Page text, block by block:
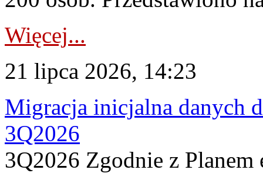
Więcej...
21 lipca 2026, 14:23
Migracja inicjalna danych
3Q2026
3Q2026 Zgodnie z